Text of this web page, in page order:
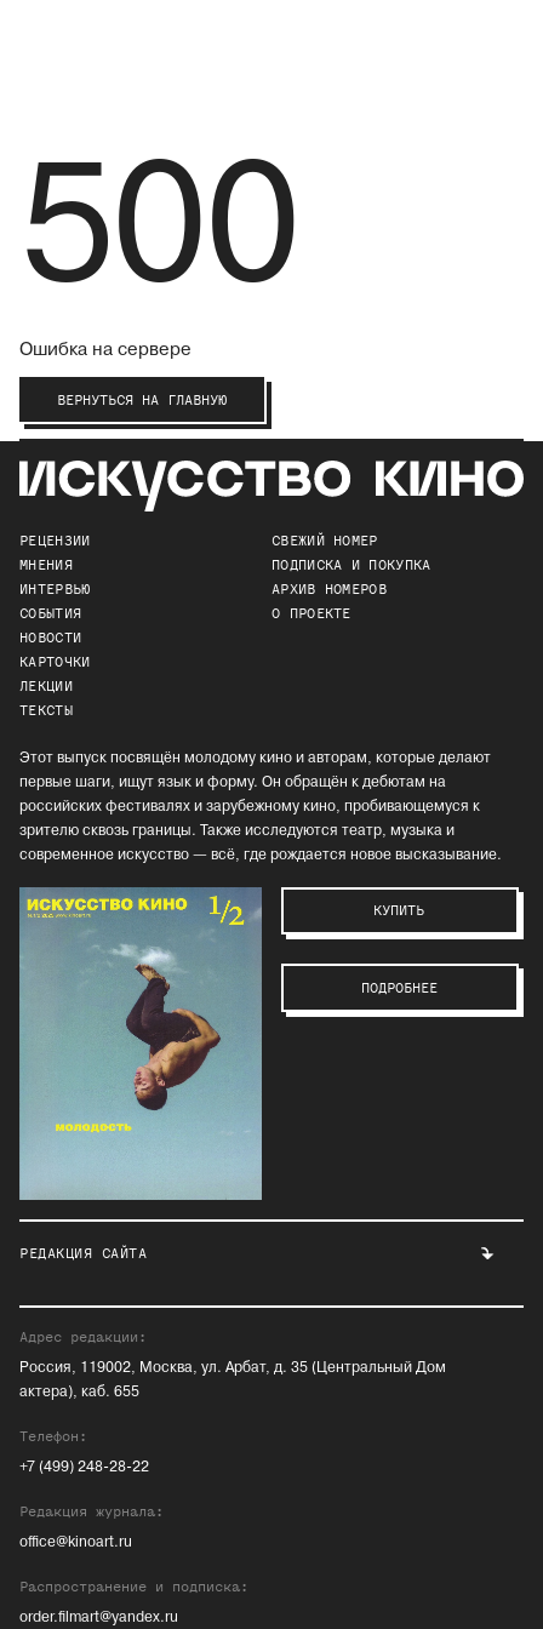
500
Ошибка на сервере
ВЕРНУТЬСЯ НА ГЛАВНУЮ
РЕЦЕНЗИИ
МНЕНИЯ
ИНТЕРВЬЮ
СОБЫТИЯ
НОВОСТИ
КАРТОЧКИ
ЛЕКЦИИ
ТЕКСТЫ
СВЕЖИЙ НОМЕР
ПОДПИСКА И ПОКУПКА
АРХИВ НОМЕРОВ
О ПРОЕКТЕ
Этот выпуск посвящён молодому кино и авторам, которые делают
первые шаги, ищут язык и форму. Он обращён к дебютам на
российских фестивалях и зарубежному кино, пробивающемуся к
зрителю сквозь границы. Также исследуются театр, музыка и
современное искусство — всё, где рождается новое высказывание.
КУПИТЬ
ПОДРОБНЕЕ
РЕДАКЦИЯ САЙТА
Адрес редакции:
Россия, 119002, Москва, ул. Арбат, д. 35 (Центральный Дом
актера), каб. 655
Телефон:
+7 (499) 248-28-22
Редакция журнала:
office@kinoart.ru
Распространение и подписка:
order.filmart@yandex.ru